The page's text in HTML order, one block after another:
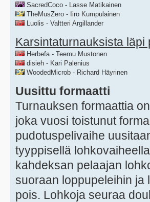
SacredCoco - Lasse Matikainen
TheMusZero - Iiro Kumpulainen
Luolis - Valtteri Argillander
Karsintaturnauksista läpi
Herbefa - Teemu Mustonen
disieh - Kari Palenius
WoodedMicrob - Richard Häyrinen
Uusittu formaatti
Turnauksen formaattia
joka vuosi toistunut
pudotuspelivaihe
tyyppisellä
kahdeksan pelaajan
suoraan loppupeleihin ja
pois. Lohkoja seuraa